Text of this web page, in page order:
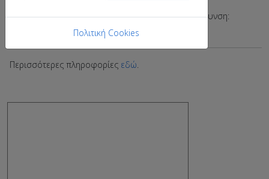
Για διαγραφή από τη λίστα στείλτε email στη διεύθυνση:
announces-chemistry+unsubscribe@g.upatras.gr
Περισσότερες πληροφορίες εδώ.
Πολιτική Cookies